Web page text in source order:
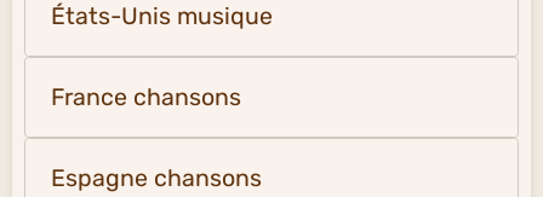
États-Unis musique
France chansons
Espagne chansons